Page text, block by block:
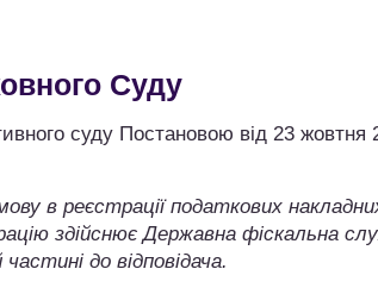
Суду
суду Постановою від 23 жовтня
в реєстрації податкових
здійснює Державна фіскальна
до відповідача.